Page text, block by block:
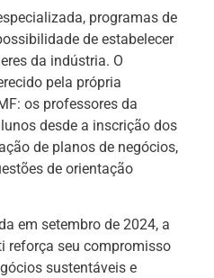
programas de
de estabelecer
da indústria. O
pela própria
os professores da
desde a inscrição dos
de planos de negócios,
de orientação
em setembro de 2024, a
reforça seu compromisso
sustentáveis e